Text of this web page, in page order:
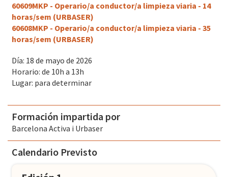
60609MKP - Operario/a conductor/a limpieza viaria - 14
horas/sem (URBASER)
60608MKP - Operario/a conductor/a limpieza viaria - 35
horas/sem (URBASER)
Día: 18 de mayo de 2026
Horario: de 10h a 13h
Lugar: para determinar
Formación impartida por
Barcelona Activa i Urbaser
Calendario Previsto